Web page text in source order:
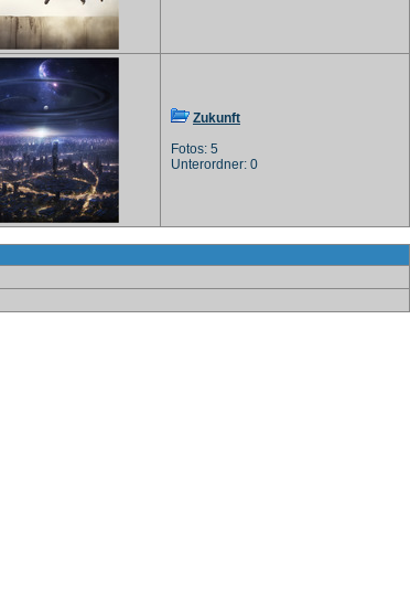
Zukunft
Fotos: 5
Unterordner: 0